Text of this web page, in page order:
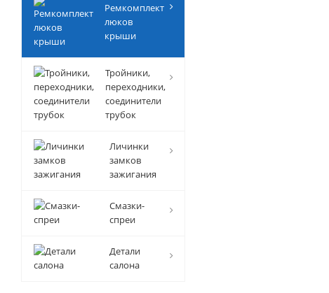
Ремкомплект
люков
крыши
Тройники,
переходники,
соединители
трубок
Личинки
замков
зажигания
Смазки-
спреи
Детали
салона